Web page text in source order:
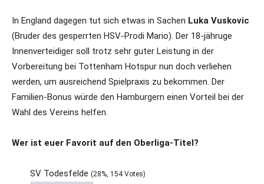
In England dagegen tut sich etwas in Sachen Luka Vuskovic
(Bruder des gesperrten HSV-Prodi Mario). Der 18-jähruge
Innenverteidiger soll trotz sehr guter Leistung in der
Vorbereitung bei Tottenham Hotspur nun doch verliehen
werden, um ausreichend Spielpraxis zu bekommen. Der
Familien-Bonus würde den Hamburgern einen Vorteil bei der
Wahl des Vereins helfen.
Wer ist euer Favorit auf den Oberliga-Titel?
SV Todesfelde (28%, 154 Votes)